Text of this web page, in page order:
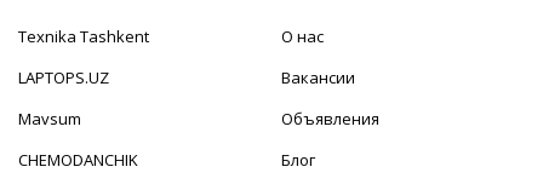
Texnika Tashkent
LAPTOPS.UZ
Mavsum
CHEMODANCHIK
О нас
Вакансии
Объявления
Блог